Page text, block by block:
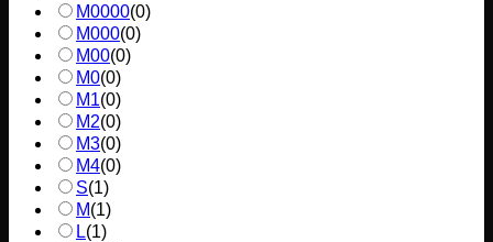
M0000(0)
M000(0)
M00(0)
M0(0)
M1(0)
M2(0)
M3(0)
M4(0)
S(1)
M(1)
L(1)